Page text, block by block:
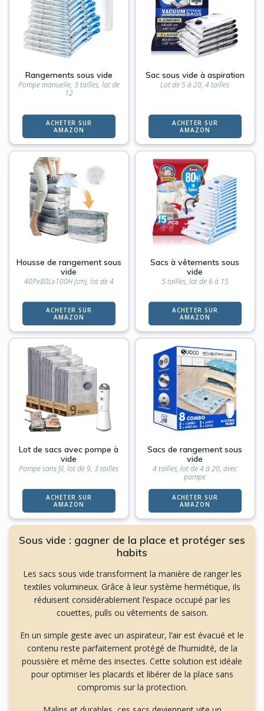
Rangements sous vide
Pompe manuelle, 3 tailles, lot de
12
ACHETER SUR
AMAZON
Sac sous vide à aspiration
Lot de 5 à 20, 4 tailles
ACHETER SUR
AMAZON
Housse de rangement sous
vide
40Px80Lx100H (cm), lot de 4
ACHETER SUR
AMAZON
Sacs à vêtements sous
vide
5 tailles, lot de 6 à 15
ACHETER SUR
AMAZON
Lot de sacs avec pompe à
vide
Pompe sans fil, lot de 9, 3 tailles
ACHETER SUR
AMAZON
Sacs de rangement sous
vide
4 tailles, lot de 4 à 20, avec
pompe
ACHETER SUR
AMAZON
Sous vide : gagner de la place et protéger ses
habits
Les sacs sous vide transforment la manière de ranger les
textiles volumineux. Grâce à leur système hermétique, ils
réduisent considérablement l’espace occupé par les
couettes, pulls ou vêtements de saison.
En un simple geste avec un aspirateur, l’air est évacué et le
contenu reste parfaitement protégé de l’humidité, de la
poussière et même des insectes. Cette solution est idéale
pour optimiser les placards et libérer de la place sans
compromis sur la protection.